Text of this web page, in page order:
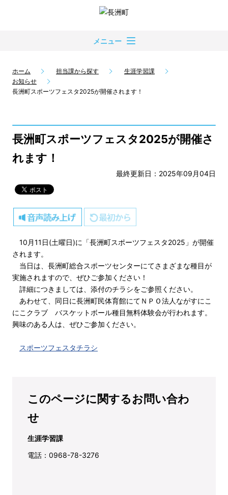
メニュー
ホーム 担当課から探す
生涯学習課
お知らせ
長洲町スポーツフェスタ2025が開催されます！
長洲町スポーツフェスタ2025が開催さ
れます！
最終更新日：2025年09月04日
10月11日(土曜日)に 「長洲町スポーツフェスタ2025」が開催
されます。
当日は、長洲町総合スポーツセンターにてさまざまな種目が
実施されますので、ぜひご参加ください！
詳細につきましては、添付のチラシをご参照ください。
あわせて、同日に長洲町民体育館にてＮＰＯ法人ながすにこ
にこクラブ バスケットボール種目無料体験会が行われます。
興味のある人は、ぜひご参加ください。
スポーツフェスタチラシ
このページに関するお問い合わ
せ
生涯学習課
電話：0968-78-3276